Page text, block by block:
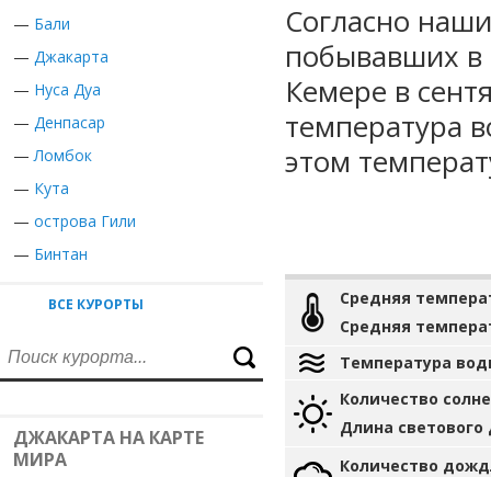
— Бали
— Джакарта
— Нуса Дуа
— Денпасар
—Ломбок
— Кута
— острова Гили
— Бинтан
ВСЕ КУРОРТЫ
ДЖАКАРТА НА КАРТЕ
МИРА
Согласно
побывавших в
Кемере в
температура
этом
Средняя
Средняя
Температура
Количество
Длина светового
Количество